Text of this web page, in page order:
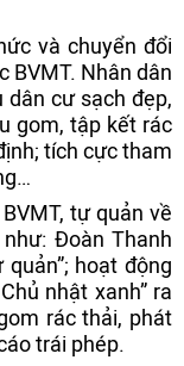
và chuyển đổi
BVMT. Nhân dân
cư sạch đẹp,
gom, tập kết rác
tích cực tham
tự quản về
Đoàn Thanh
hoạt động
nhật xanh” ra
rác thải, phát
trái phép.